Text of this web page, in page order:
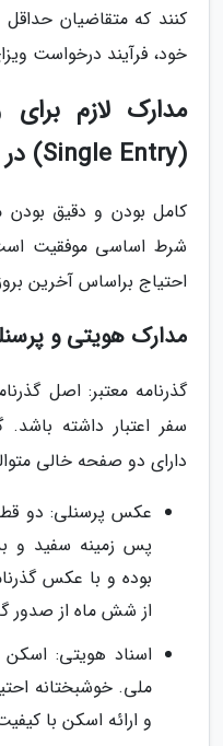
خود، فرآیند درخواست
مدارک لازم برای
(Single Entry) در سال 2025
شرط اساسی موفقیت
احتیاج براساس آخرین
مدارک هویتی و
سفر اعتبار داشته
دارای دو صفحه خالی
پس زمینه سفید و
بوده و با عکس
از شش ماه از صدور
اسناد هویتی:
ملی. خوشبختانه
و ارائه اسکن با